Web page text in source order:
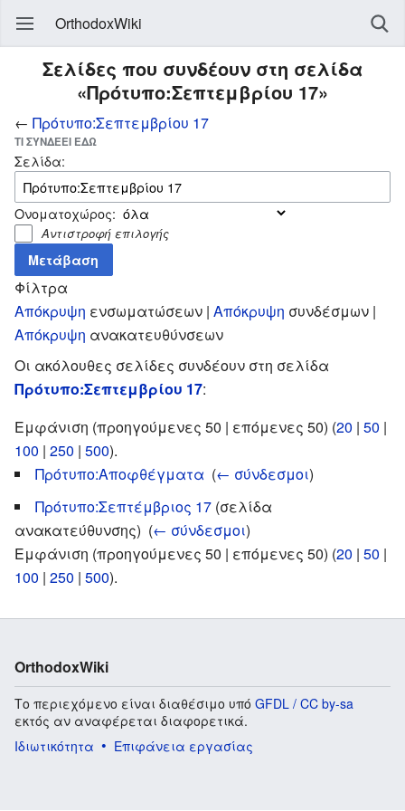
OrthodoxWiki
Σελίδες που συνδέουν στη σελίδα
«Πρότυπο:Σεπτεμβρίου 17»
← Πρότυπο:Σεπτεμβρίου 17
ΤΙ ΣΥΝΔΈΕΙ ΕΔΏ
Σελίδα:
Ονοματοχώρος:
Αντιστροφή επιλογής
Φίλτρα
Απόκρυψη ενσωματώσεων | Απόκρυψη συνδέσμων |
Απόκρυψη ανακατευθύνσεων
Οι ακόλουθες σελίδες συνδέουν στη σελίδα
Πρότυπο:Σεπτεμβρίου 17:
Εμφάνιση (προηγούμενες 50 | επόμενες 50) (20 | 50 |
100 | 250 | 500).
Πρότυπο:Αποφθέγματα (← σύνδεσμοι)
Πρότυπο:Σεπτέμβριος 17 (σελίδα
ανακατεύθυνσης) ‎ (← σύνδεσμοι)
Εμφάνιση (προηγούμενες 50 | επόμενες 50) (20 | 50 |
100 | 250 | 500).
OrthodoxWiki
Το περιεχόμενο είναι διαθέσιμο υπό GFDL / CC by-sa
εκτός αν αναφέρεται διαφορετικά.
Ιδιωτικότητα
Επιφάνεια εργασίας